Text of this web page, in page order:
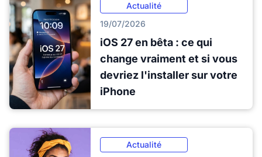
Actualité
19/07/2026
iOS 27 en bêta : ce qui
change vraiment et si vous
devriez l'installer sur votre
iPhone
Actualité